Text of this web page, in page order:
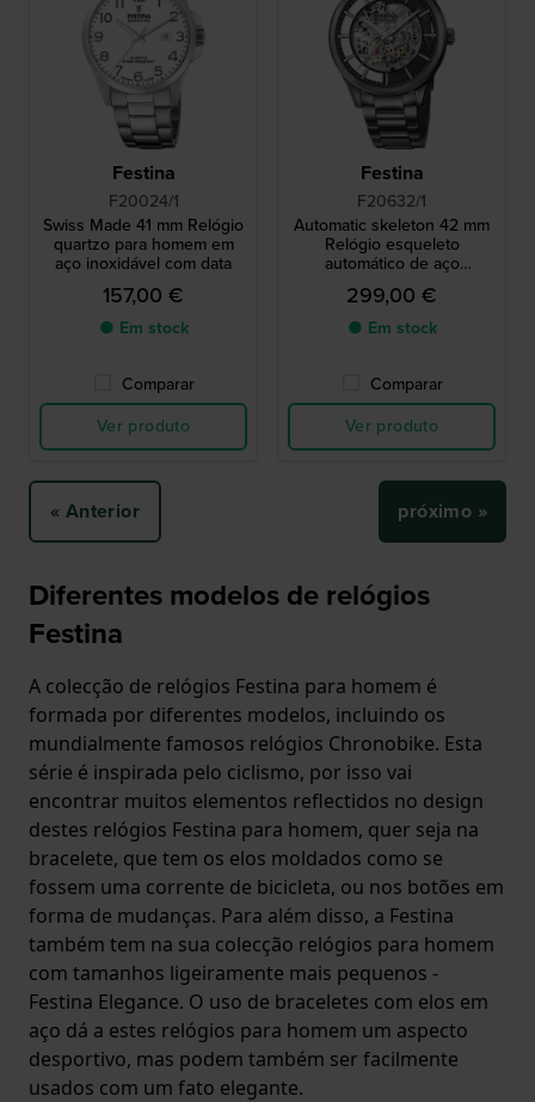
Festina
F20024/1
Swiss Made 41 mm Relógio
quartzo para homem em
aço inoxidável com data
157,00 €
● Em stock
Comparar
Ver produto
Festina
F20632/1
Automatic skeleton 42 mm
Relógio esqueleto
automático de aço
inoxidável
299,00 €
● Em stock
Comparar
Ver produto
« Anterior próximo »
Diferentes modelos de relógios
Festina
A colecção de relógios Festina para homem é
formada por diferentes modelos, incluindo os
mundialmente famosos relógios Chronobike. Esta
série é inspirada pelo ciclismo, por isso vai
encontrar muitos elementos reflectidos no design
destes relógios Festina para homem, quer seja na
bracelete, que tem os elos moldados como se
fossem uma corrente de bicicleta, ou nos botões em
forma de mudanças. Para além disso, a Festina
também tem na sua colecção relógios para homem
com tamanhos ligeiramente mais pequenos -
Festina Elegance. O uso de braceletes com elos em
aço dá a estes relógios para homem um aspecto
desportivo, mas podem também ser facilmente
usados com um fato elegante.